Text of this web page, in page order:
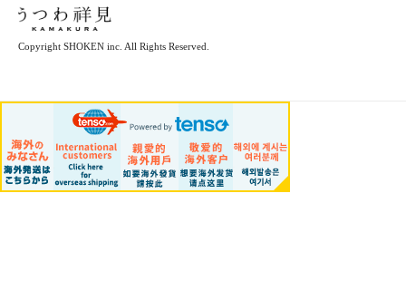
Copyright SHOKEN inc. All Rights Reserved.